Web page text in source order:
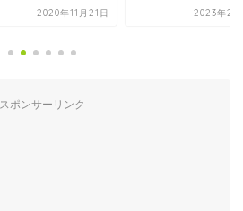
2020年11月21日 2023年2
スポンサーリンク